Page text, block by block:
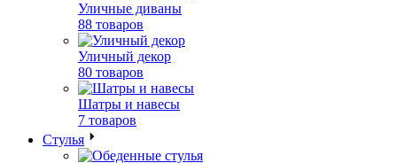
Уличные диваны
88 товаров
Уличный декор
80 товаров
Шатры и навесы
7 товаров
Стулья